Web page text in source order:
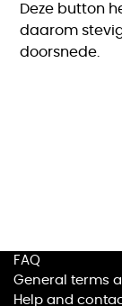
Deze button
daarom
doorsnede.
FAQ
General terms
Help and